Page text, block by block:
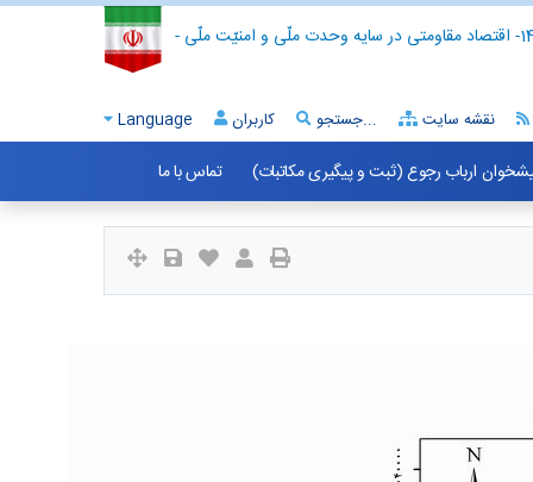
- اقتصاد مقاومتی در سایه وحدت ملّی و امنیّت ملّی -
Language کاربران جستجو... نقشه سایت
ارباب رجوع (ثبت و پیگیری مکاتبات) تماس با ما